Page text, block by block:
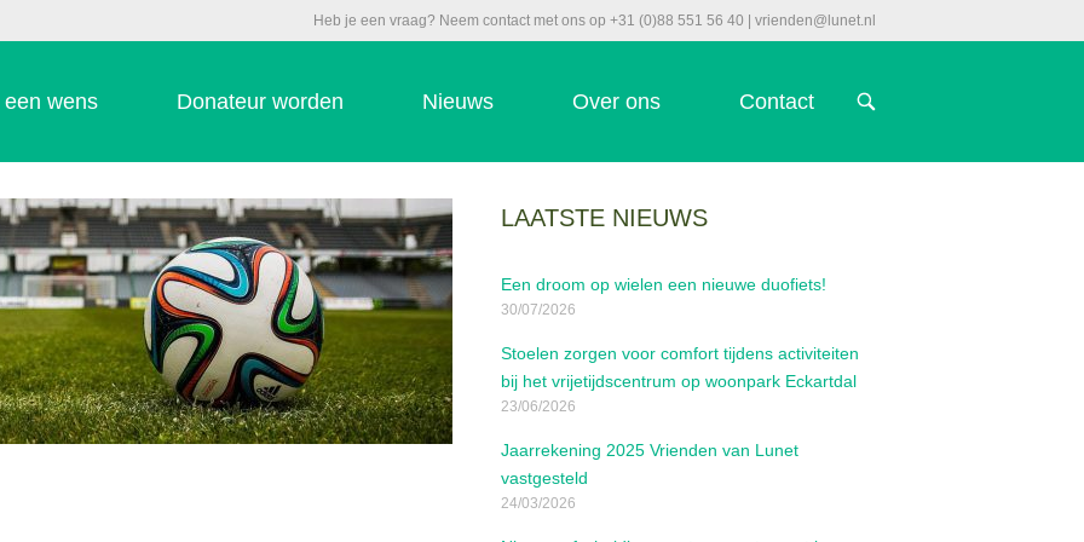
Heb je een vraag? Neem contact met ons op +31 (0)88 551 56 40 | vrienden@lunet.nl
een wens Donateur worden Nieuws Over ons Contact
OPEN
LAATSTE NIEUWS
Een droom op wielen een nieuwe duofiets!
30/07/2026
Stoelen zorgen voor comfort tijdens activiteiten
bij het vrijetijdscentrum op woonpark Eckartdal
23/06/2026
Jaarrekening 2025 Vrienden van Lunet
vastgesteld
24/03/2026